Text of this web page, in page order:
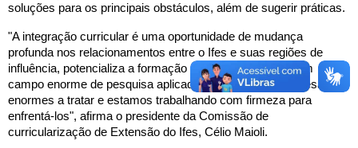
soluções para os principais obstáculos, além de sugerir práticas.
"A integração curricular é uma oportunidade de mudança
profunda nos relacionamentos entre o Ifes e suas regiões de
influência, potencializa a formação do estudante e abre um
campo enorme de pesquisa aplicada. Sabemos que há desafios
enormes a tratar e estamos trabalhando com firmeza para
enfrentá-los", afirma o presidente da Comissão de
curricularização de Extensão do Ifes, Célio Maioli.